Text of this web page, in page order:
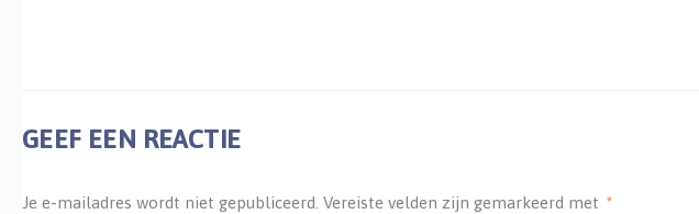
GEEF EEN REACTIE
Je e-mailadres wordt niet gepubliceerd. Vereiste velden zijn gemarkeerd met *